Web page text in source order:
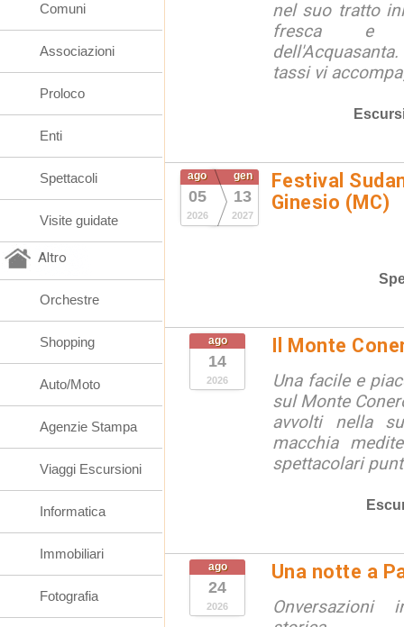
nel suo tratto
fresca e
tassi vi
ago
05
2026
gen
13
2027
Festival
Ginesio (MC)
ago
14
2026
Il Monte
Una facile e
sul Monte
avvolti nella
macchia
spettacolari
ago
24
2026
Una notte a
Onversazioni
Comuni
Associazioni
Proloco
Enti
Spettacoli
Visite guidate
Altro
Orchestre
Shopping
Auto/Moto
Agenzie Stampa
Viaggi Escursioni
Informatica
Immobiliari
Fotografia